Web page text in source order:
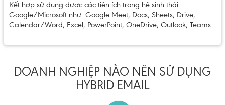
Kết hợp sử dụng được các tiện ích trong hệ sinh thái
Google/Microsoft như: Google Meet, Docs, Sheets, Drive,
Calendar/Word, Excel, PowerPoint, OneDrive, Outlook, Teams
…
DOANH NGHIỆP NÀO NÊN SỬ DỤNG
HYBRID EMAIL